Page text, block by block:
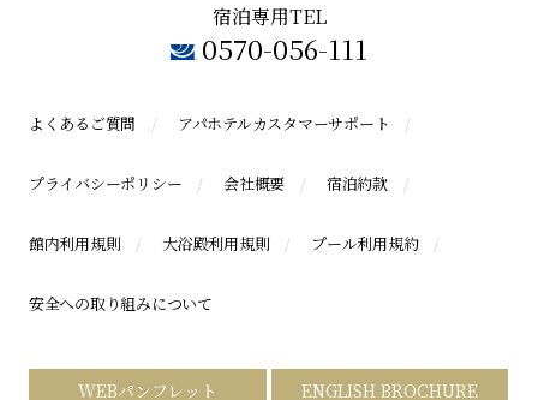
宿泊専用TEL
0570-056-111
よくあるご質問 アパホテルカスタマーサポート
プライバシーポリシー 会社概要 宿泊約款
館内利用規則 大浴殿利用規則 プール利用規約
安全への取り組みについて
WEBパンフレット
ENGLISH BROCHURE